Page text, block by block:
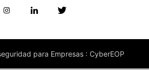
para Empresas : CyberEOP